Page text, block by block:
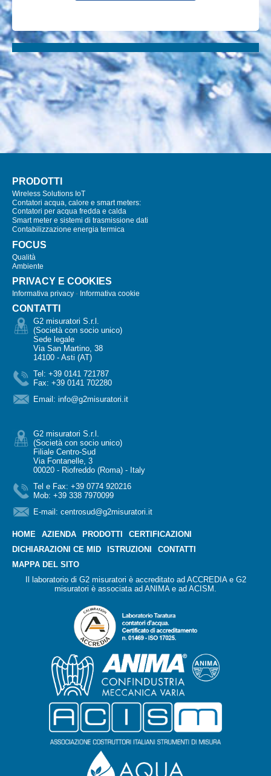
PRODOTTI
Wireless Solutions IoT
Contatori acqua, calore e smart meters:
Contatori per acqua fredda e calda
Smart meter e sistemi di trasmissione dati
Contabilizzazione energia termica
FOCUS
Qualità
Ambiente
PRIVACY E COOKIES
Informativa privacy - Informativa cookie
CONTATTI
G2 misuratori S.r.l.
(Società con socio unico)
Sede legale
Via San Martino, 38
14100 - Asti (AT)
Tel: +39 0141 721787
Fax: +39 0141 702280
Email: info@g2misuratori.it
G2 misuratori S.r.l.
(Società con socio unico)
Filiale Centro-Sud
Via Fontanelle, 3
00020 - Riofreddo (Roma) - Italy
Tel e Fax: +39 0774 920216
Mob: +39 338 7970099
E-mail: centrosud@g2misuratori.it
HOME AZIENDA PRODOTTI
CERTIFICAZIONI
DICHIARAZIONI CE MID
ISTRUZIONI
CONTATTI
MAPPA DEL SITO
Il laboratorio di G2 misuratori è accreditato ad ACCREDIA e G2
misuratori è associata ad ANIMA e ad ACISM.